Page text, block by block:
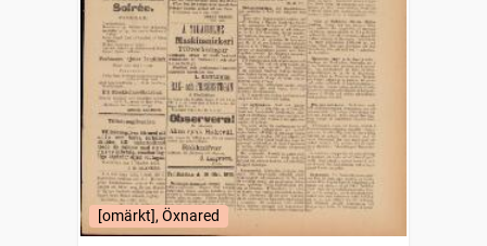
[omärkt], Öxnared